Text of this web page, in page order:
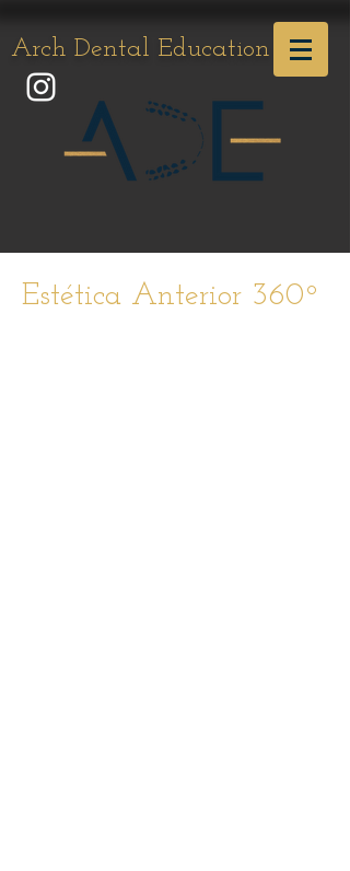
Arch Dental Education
Estética Anterior 360º